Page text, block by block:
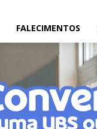
FALECIMENTOS